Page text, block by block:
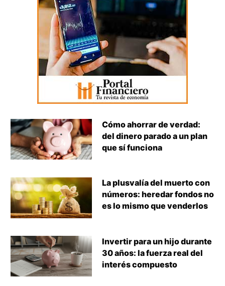
Cómo ahorrar de verdad:
del dinero parado a un plan
que sí funciona
La plusvalía del muerto con
números: heredar fondos no
es lo mismo que venderlos
Invertir para un hijo durante
30 años: la fuerza real del
interés compuesto